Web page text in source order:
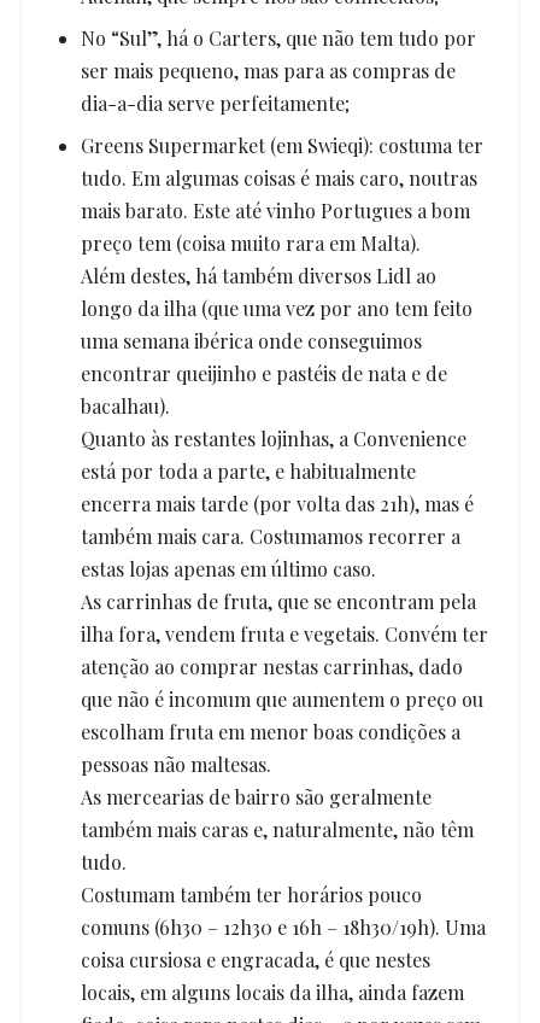
No “Sul”, há o Carters, que não tem tudo por
ser mais pequeno, mas para as compras de
dia-a-dia serve perfeitamente;
Greens Supermarket (em Swieqi): costuma ter
tudo. Em algumas coisas é mais caro, noutras
mais barato. Este até vinho Portugues a bom
preço tem (coisa muito rara em Malta).
Além destes, há também diversos Lidl ao
longo da ilha (que uma vez por ano tem feito
uma semana ibérica onde conseguimos
encontrar queijinho e pastéis de nata e de
bacalhau).
Quanto às restantes lojinhas, a Convenience
está por toda a parte, e habitualmente
encerra mais tarde (por volta das 21h), mas é
também mais cara. Costumamos recorrer a
estas lojas apenas em último caso.
As carrinhas de fruta, que se encontram pela
ilha fora, vendem fruta e vegetais. Convém ter
atenção ao comprar nestas carrinhas, dado
que não é incomum que aumentem o preço ou
escolham fruta em menor boas condições a
pessoas não maltesas.
As mercearias de bairro são geralmente
também mais caras e, naturalmente, não têm
tudo.
Costumam também ter horários pouco
comuns (6h30 – 12h30 e 16h – 18h30/19h). Uma
coisa cursiosa e engracada, é que nestes
locais, em alguns locais da ilha, ainda fazem